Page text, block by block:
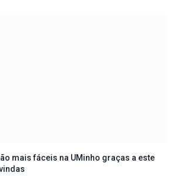
mais fáceis na UMinho graças a este